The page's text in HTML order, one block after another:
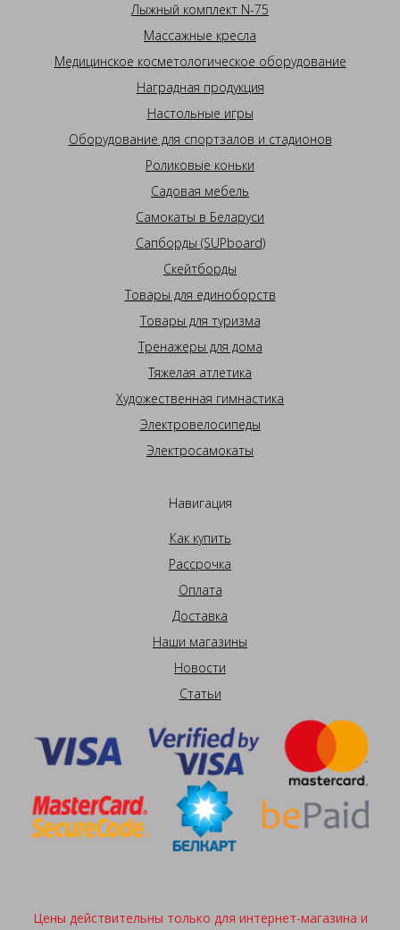
Лыжный комплект N-75
Массажные кресла
Медицинское косметологическое оборудование
Наградная продукция
Настольные игры
Оборудование для спортзалов и стадионов
Роликовые коньки
Садовая мебель
Самокаты в Беларуси
Сапборды (SUPboard)
Скейтборды
Товары для единоборств
Товары для туризма
Тренажеры для дома
Тяжелая атлетика
Художественная гимнастика
Электровелосипеды
Электросамокаты
Навигация
Как купить
Рассрочка
Оплата
Доставка
Наши магазины
Новости
Статьи
Цены действительны только для интернет-магазина и